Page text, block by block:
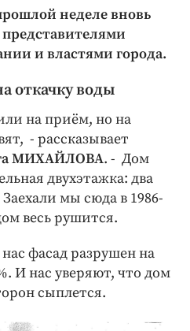
неделе вновь
представителями
и властями города.
откачку воды
на приём, но на
- рассказывает
МИХАЙЛОВА. - Дом
двухэтажка: два
мы сюда в 1986-
весь рушится.
фасад разрушен на
И нас уверяют, что дом
сыплется.